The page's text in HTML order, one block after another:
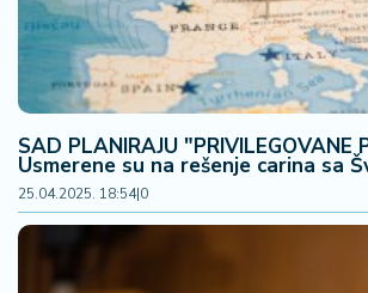
SAD PLANIRAJU "PRIVILEGOVANE
Usmerene su na rešenje carina sa
25.04.2025. 18:54|0